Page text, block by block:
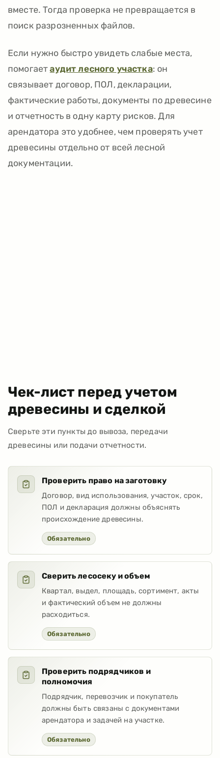
вместе. Тогда проверка не превращается в
поиск разрозненных файлов.
Если нужно быстро увидеть слабые места,
помогаетаудит лесного участка: он
связывает договор, ПОЛ, декларации,
фактические работы, документы по древесине
и отчетность в одну карту рисков. Для
арендатора это удобнее, чем проверять учет
древесины отдельно от всей лесной
документации.
Чек-лист перед учетом
древесины и сделкой
Сверьте эти пункты до вывоза, передачи
древесины или подачи отчетности.
Проверить право на заготовку
Договор, вид использования, участок, срок,
ПОЛ и декларация должны объяснять
происхождение древесины.
Обязательно
Сверить лесосеку и объем
Квартал, выдел, площадь, сортимент, акты
и фактический объем не должны
расходиться.
Обязательно
Проверить подрядчиков и
полномочия
Подрядчик, перевозчик и покупатель
должны быть связаны с документами
арендатора и задачей на участке.
Обязательно